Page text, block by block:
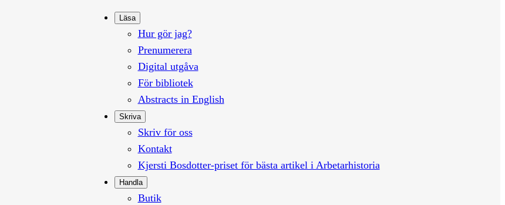
Läsa
Hur gör jag?
Prenumerera
Digital utgåva
För bibliotek
Abstracts in English
Skriva
Skriv för oss
Kontakt
Kjersti Bosdotter-priset för bästa artikel i Arbetarhistoria
Handla
Butik